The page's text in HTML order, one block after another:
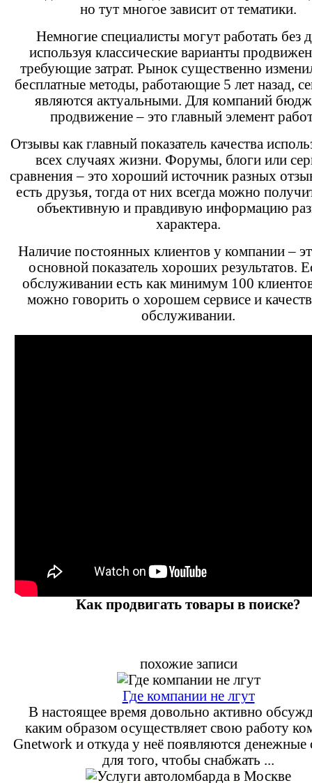
но тут многое зависит от тематики.
Немногие специалисты могут работать без
используя классические варианты
требующие затрат. Рынок существенно
бесплатные методы, работающие 5 лет назад,
являются актуальными. Для компаний
продвижение – это главный элемент
Отзывы как главный показатель качества
всех случаях жизни. Форумы, блоги или
сравнения – это хороший источник разных
есть друзья, тогда от них всегда можно
объективную и правдивую информацию
характера.
Наличие постоянных клиентов у компании –
основной показатель хороших результатов.
обслуживании есть как минимум 100
можно говорить о хорошем сервисе и
обслуживании.
Как продвигать товары в поиске?
похожие записи
Где компании не лгут
В настоящее время довольно активно
каким образом осуществляет свою работу
Gnetwork и откуда у неё появляются денежные
для того, чтобы снабжать ...